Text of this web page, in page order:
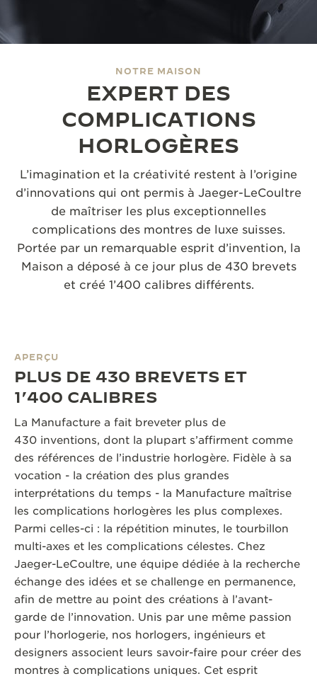
VOIR LES ÉVÉNEMENTS
NOTRE MAISON
EXPERT DES
COMPLICATIONS
HORLOGÈRES
L’imagination et la créativité restent à l’origine
d’innovations qui ont permis à Jaeger-LeCoultre
de maîtriser les plus exceptionnelles
complications des montres de luxe suisses.
Portée par un remarquable esprit d’invention, la
Maison a déposé à ce jour plus de 430 brevets
et créé 1’400 calibres différents.
APERÇU
PLUS DE 430 BREVETS ET
1’400 CALIBRES
La Manufacture a fait breveter plus de
430 inventions, dont la plupart s’affirment comme
des références de l’industrie horlogère. Fidèle à sa
vocation - la création des plus grandes
interprétations du temps - la Manufacture maîtrise
les complications horlogères les plus complexes.
Parmi celles-ci : la répétition minutes, le tourbillon
multi-axes et les complications célestes. Chez
Jaeger-LeCoultre, une équipe dédiée à la recherche
échange des idées et se challenge en permanence,
afin de mettre au point des créations à l’avant-
garde de l’innovation. Unis par une même passion
pour l’horlogerie, nos horlogers, ingénieurs et
designers associent leurs savoir-faire pour créer des
montres à complications uniques. Cet esprit